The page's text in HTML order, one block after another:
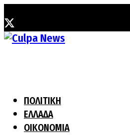
ΠΟΛΙΤΙΚΗ
ΕΛΛΑΔΑ
ΟΙΚΟΝΟΜΙΑ